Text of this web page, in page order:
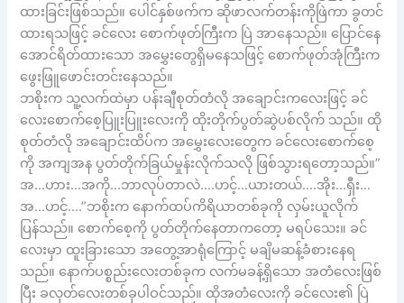
ထားခြင်းဖြစ်သည်။ ပေါင်နှစ်ဖက်က ဆိုဖာလက်တန်းကိုဖြဲကာ ခွတင်
ထားရသဖြင့် ခင်လေး စောက်ဖုတ်ကြီးက ပြဲ အာနေသည်။ ပြောင်နေ
အောင်ရိတ်ထားသော အမွှေးတွေရှိမနေသဖြင့် စောက်ဖုတ်အုံကြီးက
ဖွေးဖြူဖောင်းတင်းနေသည်။
ဘစိုးက သူ့လက်ထဲမှာ ပန်းချီစုတ်တံလို အချောင်းကလေးဖြင့် ခင်
လေးစောက်စေ့ပြူးပြူးလေးကို ထိုးတိုက်ပွတ်ဆွဲပစ်လိုက် သည်။ ထို
စုတ်တံလို အချောင်းထိပ်က အမွှေးလေးတွေက ခင်လေးစောက်စေ့
ကို အကျအန ပွတ်တိုက်ခြယ်မှုန်းလိုက်သလို ဖြစ်သွားရတော့သည်။”
အ…ဟား…အကို…ဘာလုပ်တာလဲ….ဟင့်…ယားတယ်….အိုး…ရှီး…
အ…ဟင့်….”ဘစိုးက နောက်ထပ်ကိရိယာတစ်ခုကို လှမ်းယူလိုက်
ပြန်သည်။ စောက်စေ့ကို ပွတ်တိုက်နေတာကတော့ မရပ်သေး။ ခင်
လေးမှာ ထူးခြားသော အတွေ့အာရုံကြောင့် မချိမဆန့်ခံစားနေရ
သည်။ နောက်ပစ္စည်းလေးတစ်ခုက လက်မခန့်ရှိသော အတံလေးဖြစ်
ပြီး ခလုတ်လေးတစ်ခုပါဝင်သည်။ ထိုအတံလေးကို ခင်လေး၏ ပြဲ